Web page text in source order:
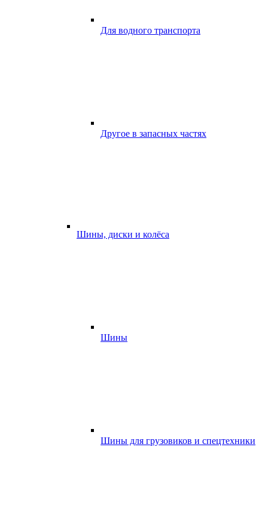
Для водного транспорта
Другое в запасных частях
Шины, диски и колёса
Шины
Шины для грузовиков и спецтехники